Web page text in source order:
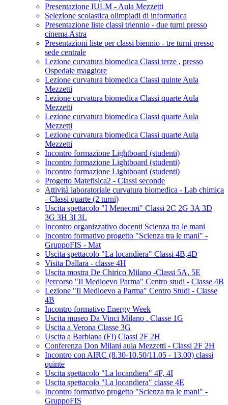
Presentazione IULM - Aula Mezzetti
Selezione scolastica olimpiadi di informatica
Presentazione liste classi triennio - due turni presso
cinema Astra
Presentazioni liste per classi biennio - tre turni presso
sede centrale
Lezione curvatura biomedica Classi terze , presso
Ospedale maggiore
Lezione curvatura biomedica Classi quinte Aula
Mezzetti
Lezione curvatura biomedica Classi quarte Aula
Mezzetti
Lezione curvatura biomedica Classi quarte Aula
Mezzetti
Lezione curvatura biomedica Classi quarte Aula
Mezzetti
Incontro formazione Lightboard (studenti)
Incontro formazione Lightboard (studenti)
Incontro formazione Lightboard (studenti)
Progetto Matefisica2 - Classi seconde
Attività laboratoriale curvatura biomedica - Lab chimica
- Classi quarte (2 turni)
Uscita spettacolo "I Menecmi" Classi 2C 2G 3A 3D
3G 3H 3I 3L
Incontro organizzativo docenti Scienza tra le mani
Incontro formativo progetto "Scienza tra le mani" -
GruppoFIS - Mat
Uscita spettacolo "La locandiera" Classi 4B,4D
Visita Dallara - classe 4H
Uscita mostra De Chirico Milano -Classi 5A, 5E
Percorso "Il Medioevo Parma" Centro studi - Classe 4B
Lezione "Il Medioevo a Parma" Centro Studi - Classe
4B
Incontro formativo Energy Week
Uscita museo Da Vinci Milano . Classe 1G
Uscita a Verona Classe 3G
Uscita a Barbiana (FI) Classi 2F 2H
Conferenza Don Milani aula Mezzetti - Classi 2F 2H
Incontro con AIRC (8.30-10.50/11.05 - 13.00) classi
quinte
Uscita spettacolo "La locandiera" 4F, 4I
Uscita spettacolo "La locandiera" classe 4E
Incontro formativo progetto "Scienza tra le mani" -
GruppoFIS